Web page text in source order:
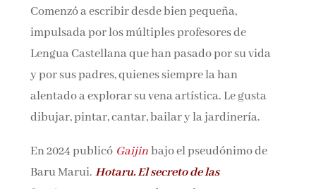
Comenzó a escribir desde bien pequeña,
impulsada por los múltiples profesores de
Lengua Castellana que han pasado por su vida
y por sus padres, quienes siempre la han
alentado a explorar su vena artística. Le gusta
dibujar, pintar, cantar, bailar y la jardinería.
En 2024 publicó Gaijinbajo el pseudónimo de
Baru Marui.Hotaru. El secreto de las